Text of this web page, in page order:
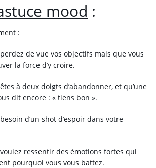
mood :
:
de vue vos objectifs mais que vous
la force d’y croire.
à deux doigts d’abandonner, et qu’une
dit encore : « tiens bon ».
d’un shot d’espoir dans votre
ressentir des émotions fortes qui
pourquoi vous vous battez.